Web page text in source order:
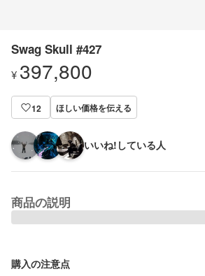
Swag Skull #427
¥ 397,800
12 ほしい価格を伝える
いいね!している人
商品の説明
購入の注意点